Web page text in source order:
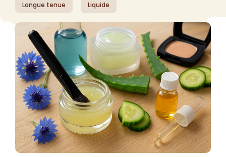
Longue tenue Liquide